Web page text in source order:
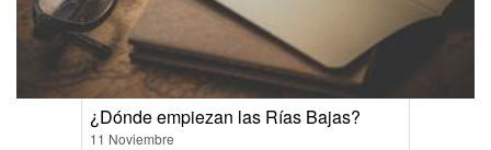
¿Dónde empiezan las Rías Bajas?
11 Noviembre